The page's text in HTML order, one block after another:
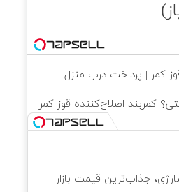
کمر | پرداخت درب منزل
کمربند اصلاح‌کننده قوز کمر
جذاب‌ترین قیمت بازار